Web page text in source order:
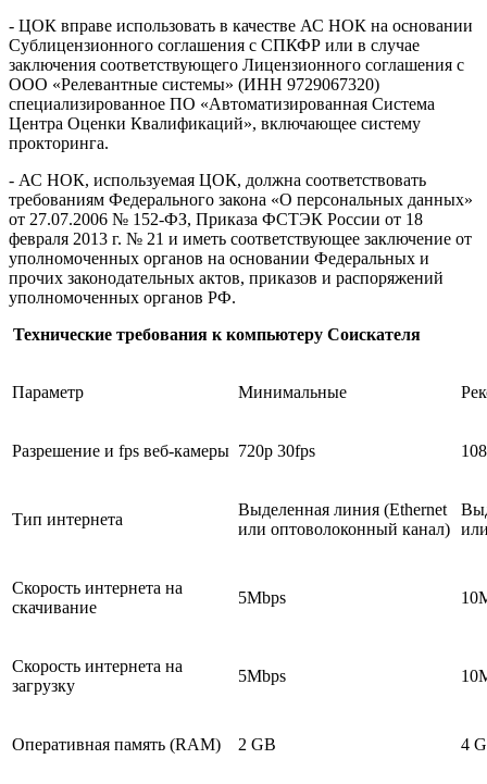
- ЦОК вправе использовать в качестве АС НОК на основании
Сублицензионного соглашения с СПКФР или в случае
заключения соответствующего Лицензионного соглашения с
ООО «Релевантные системы» (ИНН 9729067320)
специализированное ПО «Автоматизированная Система
Центра Оценки Квалификаций», включающее систему
прокторинга.
- АС НОК, используемая ЦОК, должна соответствовать
требованиям Федерального закона «О персональных данных»
от 27.07.2006 № 152-ФЗ, Приказа ФСТЭК России от 18
февраля 2013 г. № 21 и иметь соответствующее заключение от
уполномоченных органов на основании Федеральных и
прочих законодательных актов, приказов и распоряжений
уполномоченных органов РФ.
Технические требования к компьютеру Соискателя
Параметр Минимальные
Разрешение и fps веб-камеры 720p 30fps
Тип интернета
Выделенная линия (Ethernet
или оптоволоконный канал)
Скорость интернета на
скачивание
5Mbps
Скорость интернета на
загрузку
5Mbps
Оперативная память (RAM) 2 GB 4